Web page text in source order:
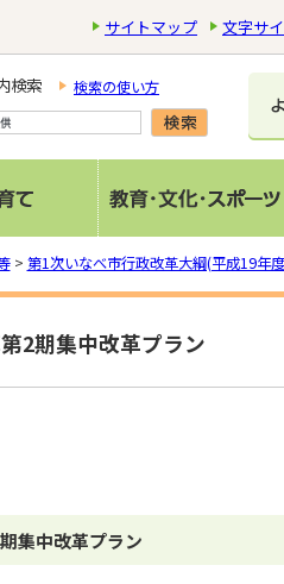
サイトマップ 文字サ
検索 検索の使い方
> 第1次いなべ市行政改革大綱(平成19年
2期集中改革プラン
集中改革プラン